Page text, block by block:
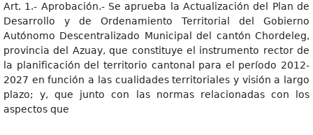
Art. 1.- Aprobación.- Se aprueba la Actualización del Plan de
Desarrollo y de Ordenamiento Territorial del Gobierno
Autónomo Descentralizado Municipal del cantón Chordeleg,
provincia del Azuay, que constituye el instrumento rector de
la planificación del territorio cantonal para el período 2012-
2027 en función a las cualidades territoriales y visión a largo
plazo; y, que junto con las normas relacionadas con los
aspectos que